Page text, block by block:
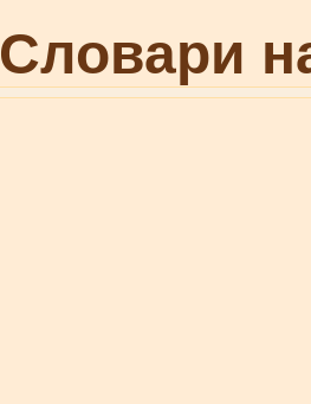
Словари